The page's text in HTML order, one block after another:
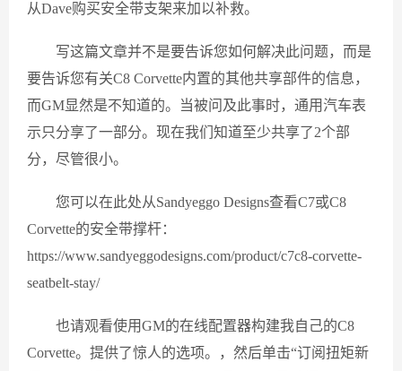
从Dave购买安全带支架来加以补救。
写这篇文章并不是要告诉您如何解决此问题，而是
要告诉您有关C8 Corvette内置的其他共享部件的信息，
而GM显然是不知道的。当被问及此事时，通用汽车表
示只分享了一部分。现在我们知道至少共享了2个部
分，尽管很小。
您可以在此处从Sandyeggo Designs查看C7或C8
Corvette的安全带撑杆：
https://www.sandyeggodesigns.com/product/c7c8-corvette-
seatbelt-stay/
也请观看使用GM的在线配置器构建我自己的C8
Corvette。提供了惊人的选项。，然后单击“订阅扭矩新